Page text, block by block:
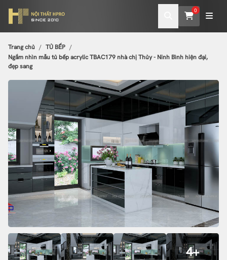
0
Trang chủ
TỦ BẾP
Ngắm nhìn mẫu tủ bếp acrylic TBAC179 nhà chị Thủy - Ninh Bình hiện đại,
đẹp sang
4+